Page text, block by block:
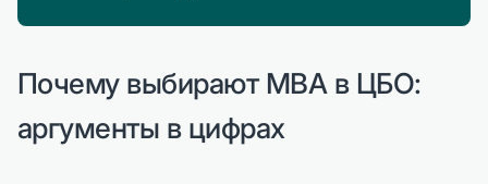
Почему выбирают MBA в ЦБО:
аргументы в цифрах